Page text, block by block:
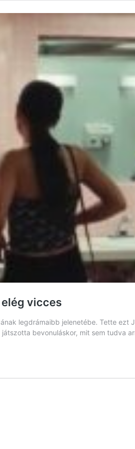
vicces
legdrámaibb jelenetébe. Tette
bevonuláskor, mit sem tudva